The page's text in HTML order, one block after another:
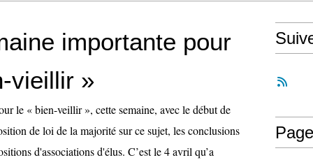
importante pour
vieillir »
le « bien-veillir », cette semaine, avec le début de
de loi de la majorité sur ce sujet, les conclusions
d'associations d'élus. C’est le 4 avril qu’a